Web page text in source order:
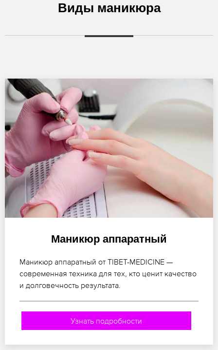
Виды маникюра
Маникюр аппаратный
Маникюр аппаратный от TIBET-MEDICINE —
современная техника для тех, кто ценит качество
и долговечность результата.
Узнать подробности